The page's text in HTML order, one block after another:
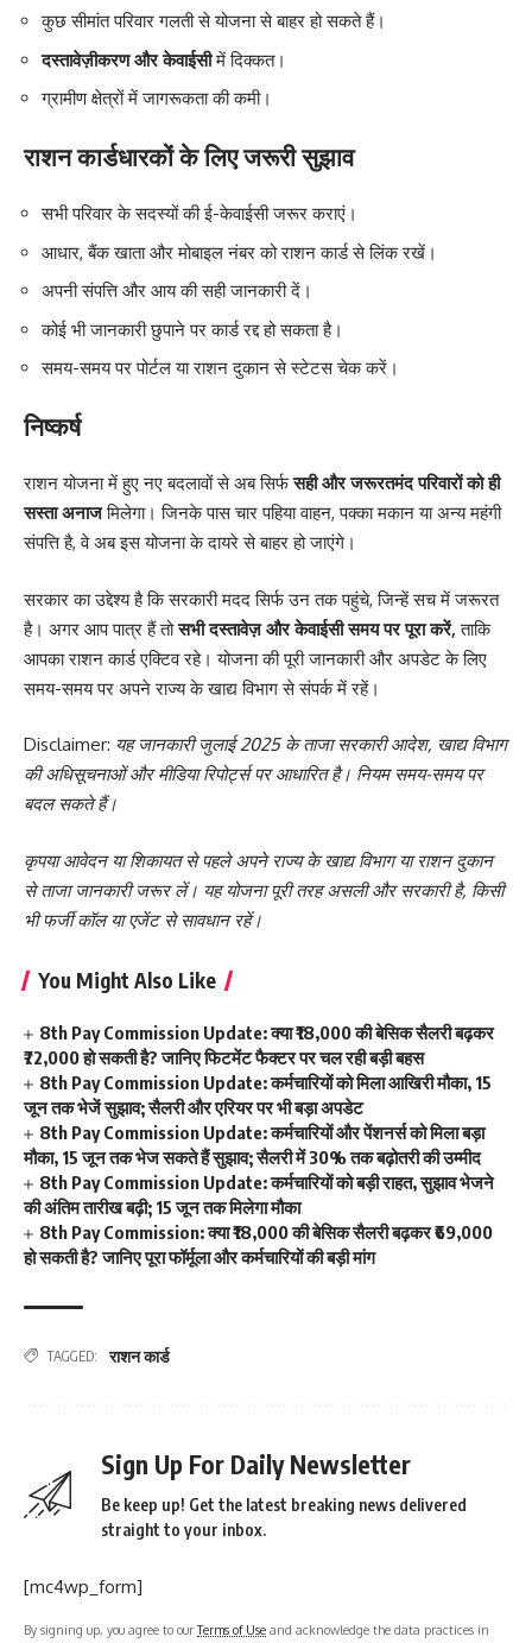
कुछ सीमांत परिवार गलती से योजना से बाहर हो सकते हैं।
दस्तावेज़ीकरण और केवाईसीमें दिक्कत।
ग्रामीण क्षेत्रों में जागरूकता की कमी।
राशन कार्डधारकों के लिए जरूरी सुझाव
सभी परिवार के सदस्यों की ई-केवाईसी जरूर कराएं।
आधार, बैंक खाता और मोबाइल नंबर को राशन कार्ड से लिंक रखें।
अपनी संपत्ति और आय की सही जानकारी दें।
कोई भी जानकारी छुपाने पर कार्ड रद्द हो सकता है।
समय-समय पर पोर्टल या राशन दुकान से स्टेटस चेक करें।
निष्कर्ष
राशन योजना में हुए नए बदलावों से अब सिर्फसही और जरूरतमंद परिवारों को ही
सस्ता अनाजमिलेगा। जिनके पास चार पहिया वाहन, पक्का मकान या अन्य महंगी
संपत्ति है, वे अब इस योजना के दायरे से बाहर हो जाएंगे।
सरकार का उद्देश्य है कि सरकारी मदद सिर्फ उन तक पहुंचे, जिन्हें सच में जरूरत
है। अगर आप पात्र हैं तोसभी दस्तावेज़ और केवाईसी समय पर पूरा करें, ताकि
आपका राशन कार्ड एक्टिव रहे। योजना की पूरी जानकारी और अपडेट के लिए
समय-समय पर अपने राज्य के खाद्य विभाग से संपर्क में रहें।
Disclaimer: यह जानकारी जुलाई 2025 के ताजा सरकारी आदेश, खाद्य विभाग
की अधिसूचनाओं और मीडिया रिपोर्ट्स पर आधारित है। नियम समय-समय पर
बदल सकते हैं।
कृपया आवेदन या शिकायत से पहले अपने राज्य के खाद्य विभाग या राशन दुकान
से ताजा जानकारी जरूर लें। यह योजना पूरी तरह असली और सरकारी है, किसी
भी फर्जी कॉल या एजेंट से सावधान रहें।
You Might Also Like
8th Pay Commission Update: क्या ₹18,000 की बेसिक सैलरी बढ़कर
₹72,000 हो सकती है? जानिए फिटमेंट फैक्टर पर चल रही बड़ी बहस
8th Pay Commission Update: कर्मचारियों को मिला आखिरी मौका, 15
जून तक भेजें सुझाव; सैलरी और एरियर पर भी बड़ा अपडेट
8th Pay Commission Update: कर्मचारियों और पेंशनर्स को मिला बड़ा
मौका, 15 जून तक भेज सकते हैं सुझाव; सैलरी में 30% तक बढ़ोतरी की उम्मीद
8th Pay Commission Update: कर्मचारियों को बड़ी राहत, सुझाव भेजने
की अंतिम तारीख बढ़ी; 15 जून तक मिलेगा मौका
8th Pay Commission: क्या ₹18,000 की बेसिक सैलरी बढ़कर ₹69,000
हो सकती है? जानिए पूरा फॉर्मूला और कर्मचारियों की बड़ी मांग
TAGGED: राशन कार्ड
Sign Up For Daily Newsletter
Be keep up! Get the latest breaking news delivered
straight to your inbox.
[mc4wp_form]
By signing up, you agree to ourTerms of Use and acknowledge the data practices in